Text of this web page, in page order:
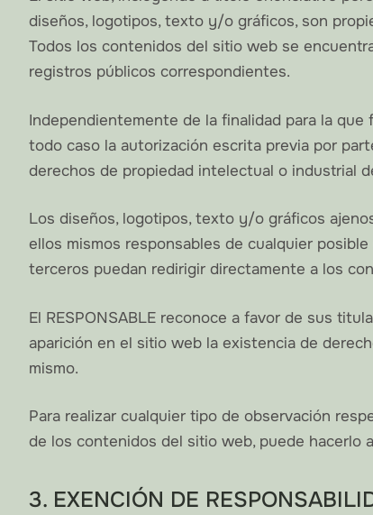
diseños, logotipos, texto y/o gráficos, son
Todos los contenidos del sitio web se
registros públicos correspondientes.
Independientemente de la finalidad para la
todo caso la autorización escrita previa por
derechos de propiedad intelectual o industrial
Los diseños, logotipos, texto y/o gráficos
ellos mismos responsables de cualquier
terceros puedan redirigir directamente a los
El RESPONSABLE reconoce a favor de sus
aparición en el sitio web la existencia de
mismo.
Para realizar cualquier tipo de observación
de los contenidos del sitio web, puede hacerlo
3. EXENCIÓN DE